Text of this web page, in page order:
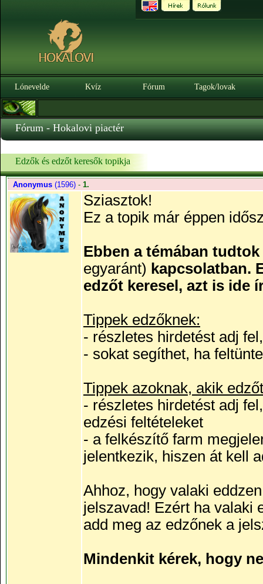
Lónevelde Kvíz Fórum Tagok/lovak
Fórum - Hokalovi piactér
Edzők és edzőt keresők topikja
Anonymus(1596) - 1.
Sziasztok!
Ez a topik már éppen
Ebben a témában
egyaránt) kapcsolatban.
edzőt keresel, azt is ide
Tippek edzőknek:
- részletes hirdetést adj
- sokat segíthet, ha
Tippek azoknak, akik
- részletes hirdetést adj
edzési feltételeket
- a felkészítő farm
jelentkezik, hiszen át kell
Ahhoz, hogy valaki
jelszavad! Ezért ha valaki
add meg az edzőnek a
Mindenkit kérek, hogy